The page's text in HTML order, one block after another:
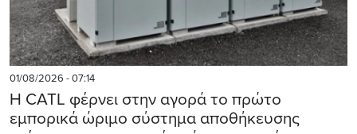
01/08/2026 - 07:14
Η CATL φέρνει στην αγορά το πρώτο
εμπορικά ώριμο σύστημα αποθήκευσης